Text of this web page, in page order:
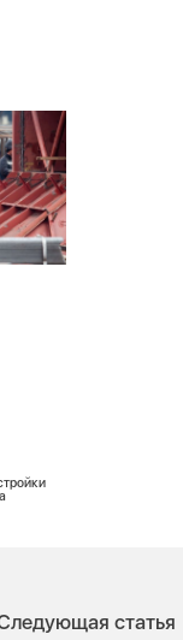
статья